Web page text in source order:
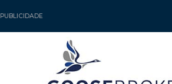
PUBLICIDADE